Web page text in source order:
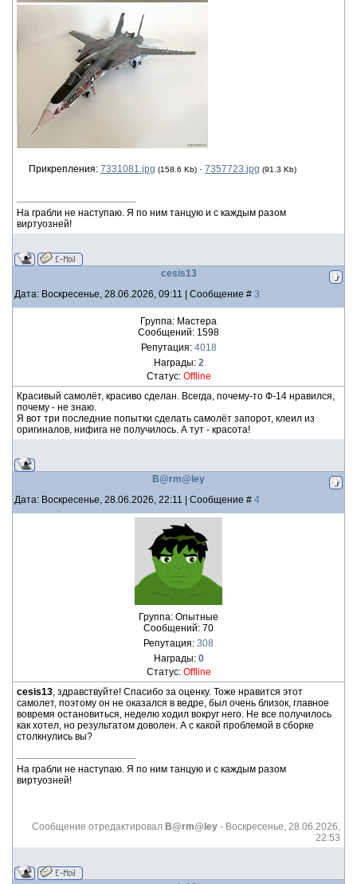
Прикрепления: 7331081.jpg (158.6 Kb) · 7357723.jpg (91.3 Kb)
На грабли не наступаю. Я по ним танцую и с каждым разом
виртуозней!
cesis13
Дата: Воскресенье, 28.06.2026, 09:11 | Сообщение # 3
Группа: Мастера
Сообщений: 1598
Репутация: 4018
Награды: 2
Статус: Offline
Красивый самолёт, красиво сделан. Всегда, почему-то Ф-14 нравился,
почему - не знаю.
Я вот три последние попытки сделать самолёт запорот, клеил из
оригиналов, нифига не получилось. А тут - красота!
B@rm@ley
Дата: Воскресенье, 28.06.2026, 22:11 | Сообщение # 4
Группа: Опытные
Сообщений: 70
Репутация: 308
Награды: 0
Статус: Offline
cesis13, здравствуйте! Спасибо за оценку. Тоже нравится этот
самолет, поэтому он не оказался в ведре, был очень близок, главное
вовремя остановиться, неделю ходил вокруг него. Не все получилось
как хотел, но результатом доволен. А с какой проблемой в сборке
столкнулись вы?
На грабли не наступаю. Я по ним танцую и с каждым разом
виртуозней!
Сообщение отредактировал B@rm@ley - Воскресенье, 28.06.2026,
22:53